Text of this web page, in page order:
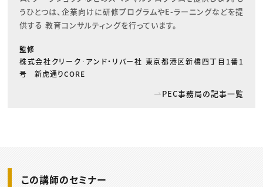
うひとつは、企業向けに研修プログラムやE-ラーニングなどを提
供する 教育コンサルティングを行っています。
監修
株式会社クリーク･アンド・リバー社 東京都港区新橋四丁目1番1
号 新虎通りCORE
PEC事務局の記事一覧
この講師のセミナー